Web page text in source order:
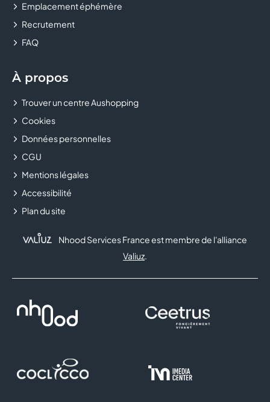
EMILIE AND THE COOL KIDS
FRAM
GENERALE D'OPTIQUE
Emplacement éphémère
Recrutement
FAQ
À propos
Trouver un centre Aushopping
Cookies
Données personnelles
CGU
Mentions légales
Accessibilité
Plan du site
Nhood Services France est membre de l'alliance
Valiuz.